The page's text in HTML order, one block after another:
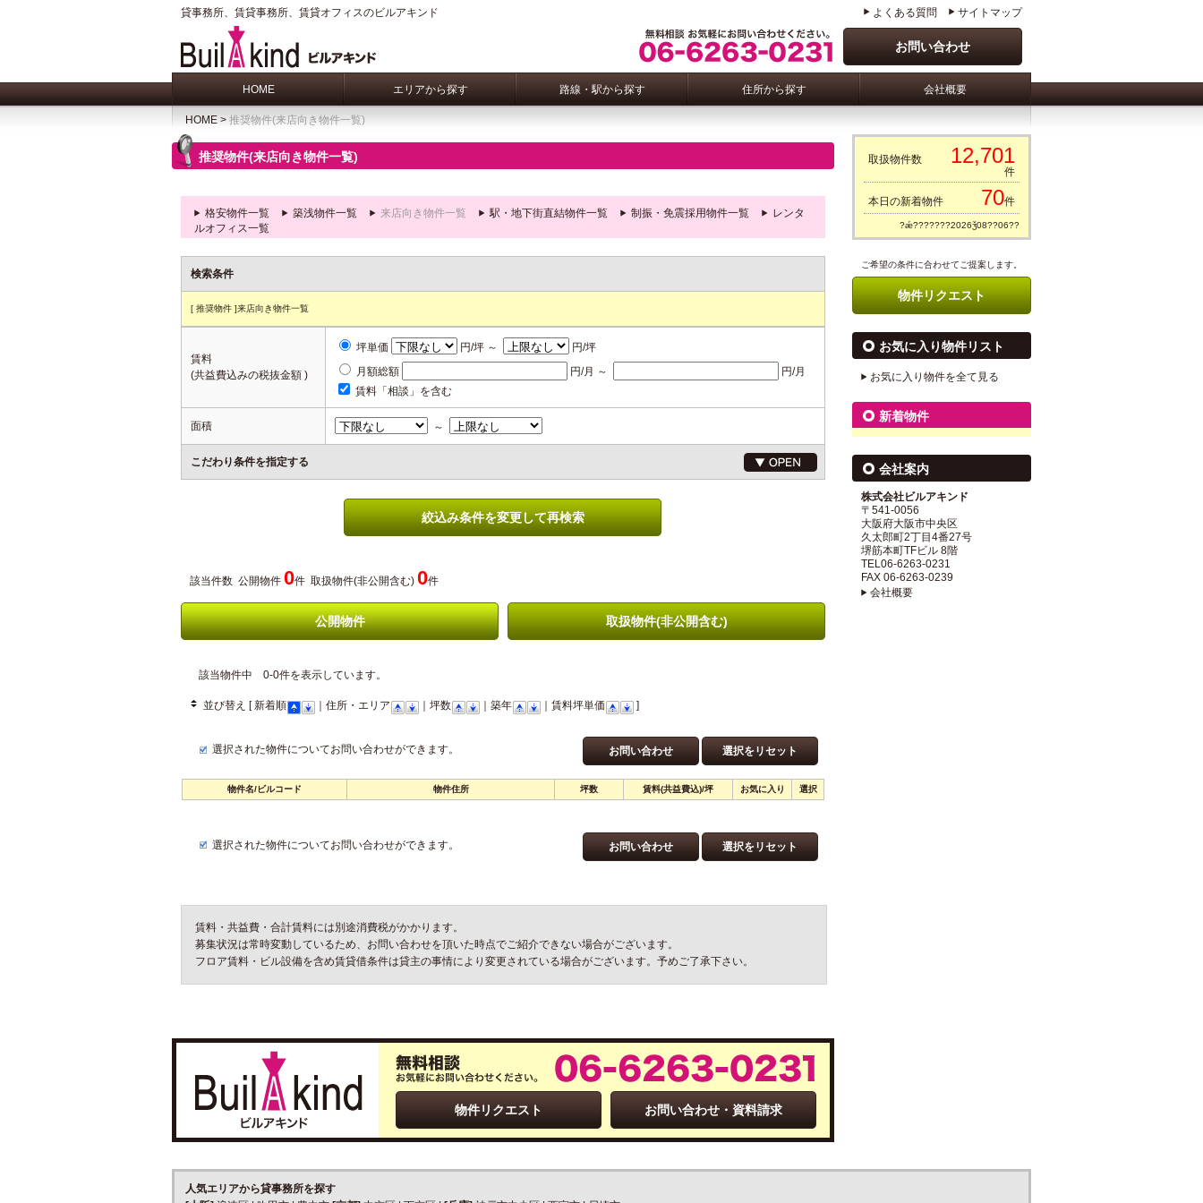
貸事務所、賃貸事務所、賃貸オフィスのビルアキンド よくある質問 サイトマップ
お問い合わせ
HOME エリアから探す 路線・駅から探す 住所から探す 会社概要
HOME > 推奨物件(来店向き物件一覧)
推奨物件(来店向き物件一覧)
格安物件一覧 築浅物件一覧 来店向き物件一覧 駅・地下街直結物件一覧 制振・免震採用物件一覧
レンタ
ルオフィス一覧
検索条件
[ 推奨物件 ]来店向き物件一覧
賃料
(共益費込みの税抜金額 )
坪単価 円/坪 ～
円/坪
月額総額
円/月 ～
円/月
賃料「相談」を含む
面積 ～
こだわり条件を指定する
絞込み条件を変更して再検索
該当件数 公開物件 0件 取扱物件(非公開含む) 0件
公開物件 取扱物件(非公開含む)
該当物件中 0-0件を表示しています。
並び替え [ 新着順 ｜住所・エリア ｜坪数 ｜築年 ｜賃料坪単価 ]
選択された物件についてお問い合わせができます。 お問い合わせ 選択をリセット
物件名/ビルコード 物件住所 坪数 賃料(共益費込)/坪 お気に入り 選択
選択された物件についてお問い合わせができます。 お問い合わせ 選択をリセット
賃料・共益費・合計賃料には別途消費税がかかります。
募集状況は常時変動しているため、お問い合わせを頂いた時点でご紹介できない場合がございます。
フロア賃料・ビル設備を含め賃貸借条件は貸主の事情により変更されている場合がございます。予めご了承下さい。
物件リクエスト お問い合わせ・資料請求
取扱物件数 12,701
件
本日の新着物件 70件
?ǽ???????2026ǯ08??06??
ご希望の条件に合わせてご提案します。
物件リクエスト
お気に入り物件リスト
お気に入り物件を全て見る
新着物件
会社案内
株式会社ビルアキンド
〒541-0056
大阪府大阪市中央区
久太郎町2丁目4番27号
堺筋本町TFビル 8階
TEL06-6263-0231
FAX 06-6263-0239
会社概要
人気エリアから貸事務所を探す